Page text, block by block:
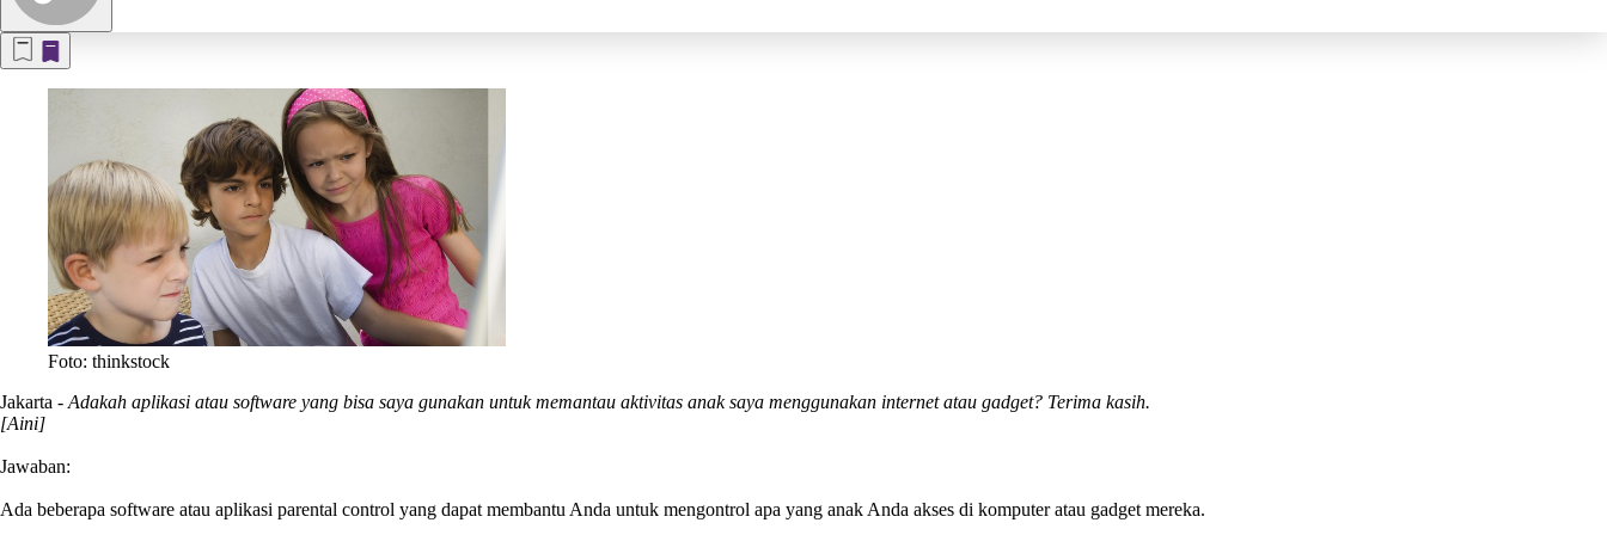
Foto: thinkstock
Jakarta - Adakah aplikasi atau software yang bisa saya gunakan untuk memantau aktivitas anak saya menggunakan internet atau gadget? Terima kasih.
[Aini]
Jawaban:
Ada beberapa software atau aplikasi parental control yang dapat membantu Anda untuk mengontrol apa yang anak Anda akses di komputer atau gadget mereka.